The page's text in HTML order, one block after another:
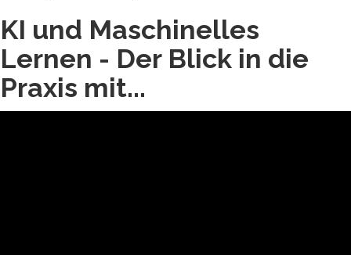
KI und Maschinelles
Lernen - Der Blick in die
Praxis mit...